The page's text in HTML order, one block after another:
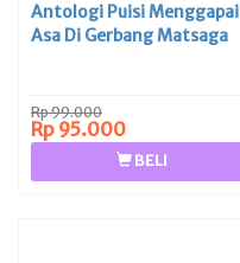
Antologi Puisi Menggapai
Asa Di Gerbang Matsaga
Rp 99.000
Rp 95.000
BELI